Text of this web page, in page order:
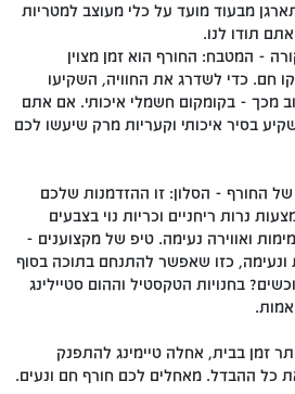
מבעוד מועד על כלי מעוצב למטריות
תודו לנו.
- המטבח: החורף הוא זמן מצוין
חם. כדי לשדרג את החוויה, השקיעו
מכך - בקומקום חשמלי איכותי. אם אתם
בסיר איכותי וקעריות מרק שיעשו לכם
החורף - הסלון: זו ההזדמנות שלכם
נרות ריחניים וכריות נוי בצבעים
ואווירה נעימה. טיפ של מקצוענים -
ונעימה, כזו שאפשר להתנחם בתוכה בסוף
בחנויות הטקסטיל וההום סטיילינג
זמן בבית, אחלה טיימינג להתפנק
כל ההבדל. מאחלים לכם חורף חם ונעים.